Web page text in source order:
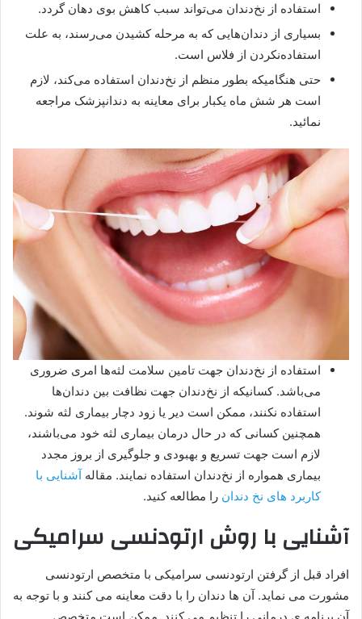
استفاده از نخ‌دندان می‌تواند سبب کاهش بوی دهان گردد.
بسیاری از دندان‌هایی که به مرحله کشیدن می‌رسند، به علت
استفاده‌نکردن از فلاس است.
حتی هنگامیکه بطور منظم از نخ‌دندان استفاده می‌کند، لازم
است هر شش ماه یکبار برای معاینه به دندانپزشک مراجعه
نمائید.
استفاده از نخ‌دندان جهت تامین سلامت لثه‌ها امری ضروری
می‌باشد. کسانیکه از نخ‌دندان جهت نظافت بین دندان‌ها
استفاده نکنند، ممکن است دیر یا زود دچار بیماری لثه شوند.
همچنین کسانی که در حال درمان بیماری لثه خود می‌باشند،
لازم است جهت تسریع و بهبودی و جلوگیری از بروز مجدد
بیماری همواره از نخ‌دندان استفاده نمایند. مقاله آشنایی با
کاربرد های نخ دندان را مطالعه کنید.
آشنایی با روش ارتودنسی سرامیکی
افراد قبل از گرفتن ارتودنسی سرامیکی با متخصص ارتودنسی
مشورت می نماید. آن ها دندان را با دقت معاینه می کنند و با توجه به